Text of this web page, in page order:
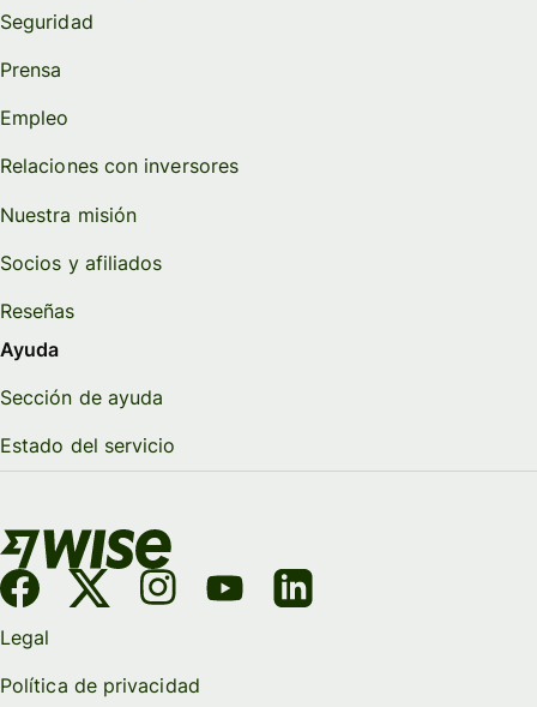
Seguridad
Prensa
Empleo
Relaciones con inversores
Nuestra misión
Socios y afiliados
Reseñas
Ayuda
Sección de ayuda
Estado del servicio
Legal
Política de privacidad